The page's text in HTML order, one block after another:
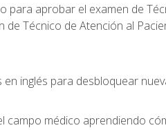
para aprobar el examen de
de Técnico de Atención al
en inglés para desbloquear
campo médico aprendiendo